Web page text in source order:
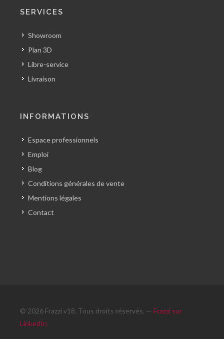
SERVICES
Showroom
Plan 3D
Libre-service
Livraison
INFORMATIONS
Espace professionnels
Emploi
Blog
Conditions générales de vente
Mentions légales
Contact
© 2026 Frazzi v18. Tous droits réservés. — Frazzi sur
LinkedIn